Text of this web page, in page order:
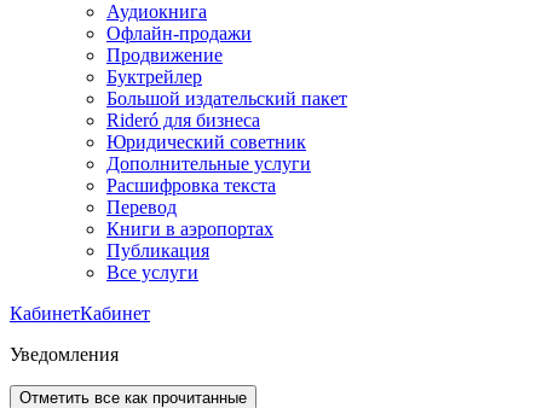
Аудиокнига
Офлайн-продажи
Продвижение
Буктрейлер
Большой издательский пакет
Rideró для бизнеса
Юридический советник
Дополнительные услуги
Расшифровка текста
Перевод
Книги в аэропортах
Публикация
Все услуги
КабинетКабинет
Уведомления
Отметить все как прочитанные